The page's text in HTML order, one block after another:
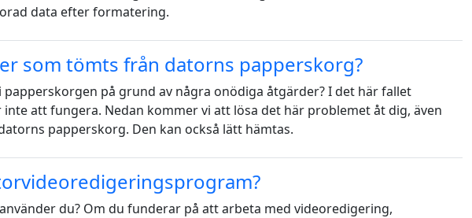
data efter formatering.
som tömts från datorns papperskorg?
på grund av några onödiga åtgärder? I det här fallet
att fungera. Nedan kommer vi att lösa det här problemet åt dig, även
papperskorg. Den kan också lätt hämtas.
du? Om du funderar på att arbeta med videoredigering,